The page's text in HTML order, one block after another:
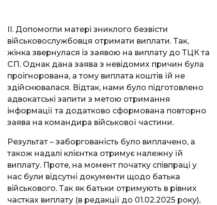
ІІ. Допомогли матері зниклого безвісти
військовослужбовця отримати виплати. Так,
жінка звернулася із заявою на виплату до ТЦК та
СП. Однак дана заява з невідомих причин була
проігнорована, а тому виплата коштів їй не
здійснювалася. Відтак, нами було підготовлено
адвокатські запити з метою отримання
інформації та додатково сформована повторно
заява на командира військової частини.
Результат – заборгованість було виплачено, а
також надалі клієнтка отримує належну їй
виплату. Проте, на момент початку співпраці у
нас були відсутні документи щодо батька
військового. Так як батьки отримують в рівних
частках виплату (в редакції до 01.02.2025 року),